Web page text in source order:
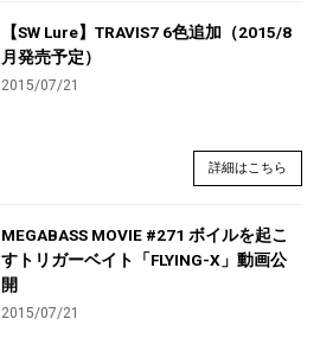
【SW Lure】TRAVIS7 6色追加（2015/8
月発売予定）
2015/07/21
詳細はこちら
MEGABASS MOVIE #271 ボイルを起こ
すトリガーベイト「FLYING-X」動画公
開
2015/07/21